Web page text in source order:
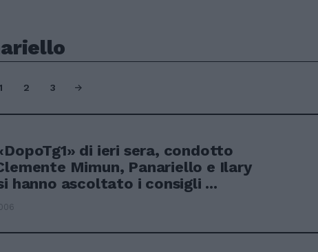
1 2 3
di ieri sera, condotto
Mimun, Panariello e Ilary
hanno ascoltato i consigli ...